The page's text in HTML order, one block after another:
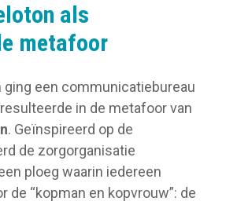
als
metafoor
ging een communicatiebureau
in de metafoor van
. Geïnspireerd op de
de zorgorganisatie
ploeg waarin iedereen
de “kopman en kopvrouw”: de